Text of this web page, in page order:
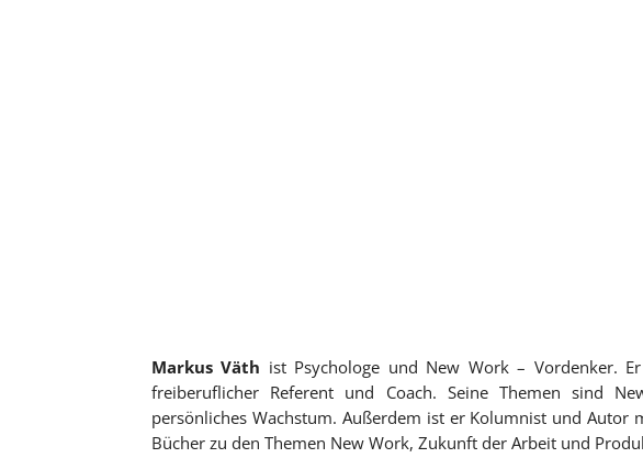
Markus Väth ist Psychologe und New Work – Vordenker.
freiberuflicher Referent und Coach. Seine Themen sind
persönliches Wachstum. Außerdem ist er Kolumnist und Autor
Bücher zu den Themen New Work, Zukunft der Arbeit und